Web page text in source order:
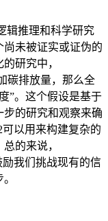
辑推理和科学研究
未被证实或证伪的
研究中，
碳排放量，那么全
”。这个假设是基于
的研究和观察来确
以用来构建复杂的
的来说，
励我们挑战现有的信